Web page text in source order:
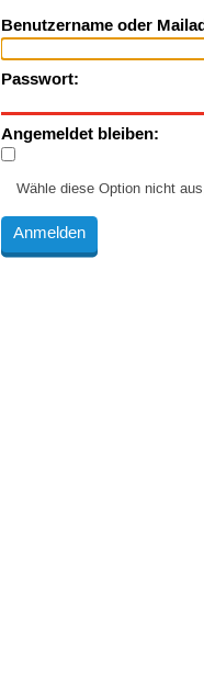
Benutzername oder
Passwort:
Angemeldet bleiben:
Wähle diese Option nicht